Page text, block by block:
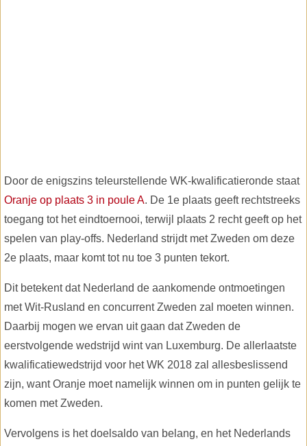
Door de enigszins teleurstellende WK-kwalificatieronde staat
Oranje op plaats 3 in poule A. De 1e plaats geeft rechtstreeks
toegang tot het eindtoernooi, terwijl plaats 2 recht geeft op het
spelen van play-offs. Nederland strijdt met Zweden om deze
2e plaats, maar komt tot nu toe 3 punten tekort.
Dit betekent dat Nederland de aankomende ontmoetingen
met Wit-Rusland en concurrent Zweden zal moeten winnen.
Daarbij mogen we ervan uit gaan dat Zweden de
eerstvolgende wedstrijd wint van Luxemburg. De allerlaatste
kwalificatiewedstrijd voor het WK 2018 zal allesbeslissend
zijn, want Oranje moet namelijk winnen om in punten gelijk te
komen met Zweden.
Vervolgens is het doelsaldo van belang, en het Nederlands